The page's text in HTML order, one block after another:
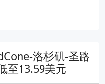
洛杉矶-圣路
至13.59美元